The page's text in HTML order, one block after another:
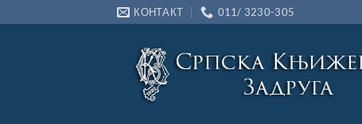
на
КОНТАКТ 011/ 3230-305